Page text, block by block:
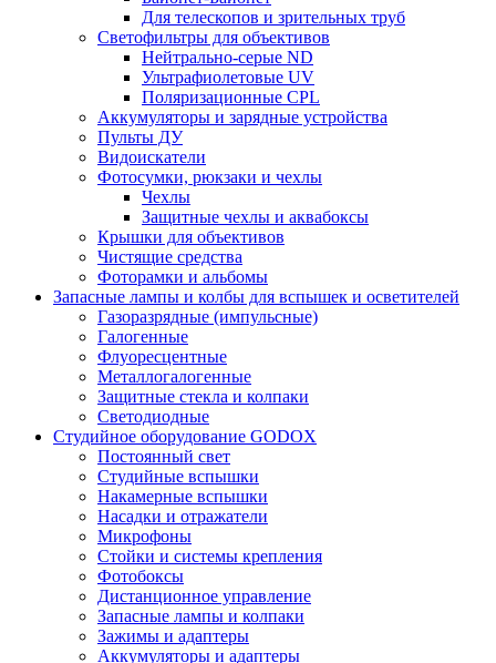
Для телескопов и зрительных труб
Светофильтры для объективов
Нейтрально-серые ND
Ультрафиолетовые UV
Поляризационные CPL
Аккумуляторы и зарядные устройства
Пульты ДУ
Видоискатели
Фотосумки, рюкзаки и чехлы
Чехлы
Защитные чехлы и аквабоксы
Крышки для объективов
Чистящие средства
Фоторамки и альбомы
Запасные лампы и колбы для вспышек и осветителей
Газоразрядные (импульсные)
Галогенные
Флуоресцентные
Металлогалогенные
Защитные стекла и колпаки
Светодиодные
Студийное оборудование GODOX
Постоянный свет
Студийные вспышки
Накамерные вспышки
Насадки и отражатели
Микрофоны
Стойки и системы крепления
Фотобоксы
Дистанционное управление
Запасные лампы и колпаки
Зажимы и адаптеры
Аккумуляторы и адаптеры